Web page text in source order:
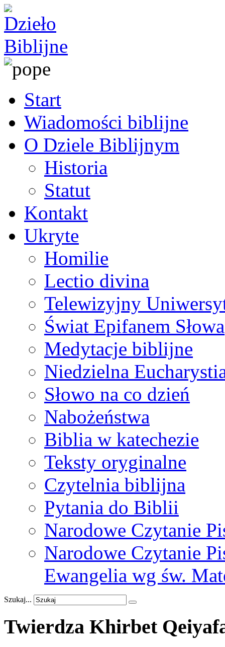
Start
Wiadomości biblijne
O Dziele Biblijnym
Historia
Statut
Kontakt
Ukryte
Homilie
Lectio divina
Telewizyjny
Świat Epifanem Słowa
Medytacje biblijne
Niedzielna
Słowo na co dzień
Nabożeństwa
Biblia w katechezie
Teksty oryginalne
Czytelnia biblijna
Pytania do Biblii
Narodowe Czytanie
Narodowe Czytanie
Ewangelia wg św.
Szukaj...
Twierdza Khirbet